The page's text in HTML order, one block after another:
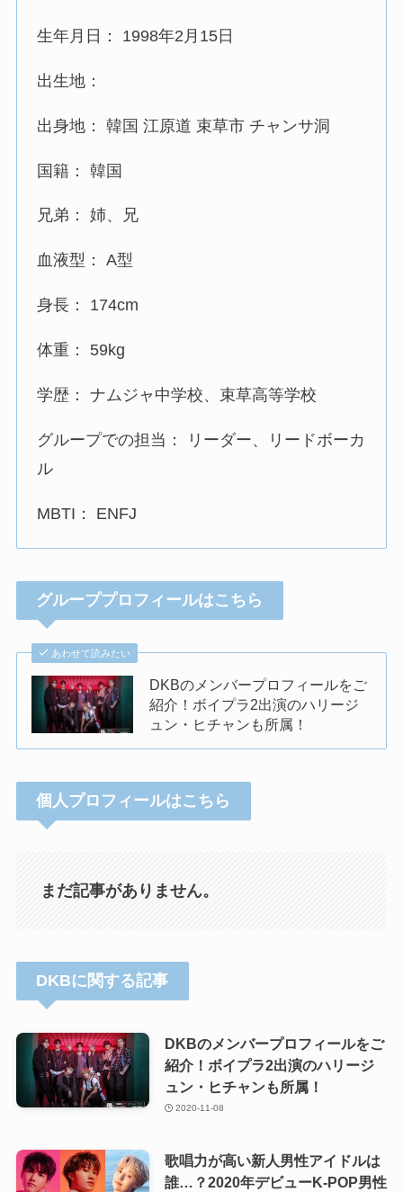
生年月日： 1998年2月15日
出生地：
出身地： 韓国 江原道 束草市 チャンサ洞
国籍： 韓国
兄弟： 姉、兄
血液型： A型
身長： 174cm
体重： 59kg
学歴： ナムジャ中学校、束草高等学校
グループでの担当： リーダー、リードボーカ
ル
MBTI： ENFJ
グループプロフィールはこちら
あわせて読みたい
DKBのメンバープロフィールをご
紹介！ボイプラ2出演のハリージ
ュン・ヒチャンも所属！
個人プロフィールはこちら
まだ記事がありません。
DKBに関する記事
DKBのメンバープロフィールをご
紹介！ボイプラ2出演のハリージ
ュン・ヒチャンも所属！
2020-11-08
歌唱力が高い新人男性アイドルは
誰…？2020年デビューK-POP男性